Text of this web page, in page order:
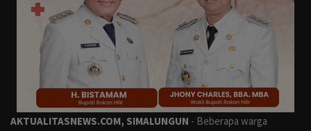
Pemilu
Gaya Hidup
Lingkungan Hidup
Anak
AKTUALITASNEWS.COM, SIMALUNGUN - Beberapa warga